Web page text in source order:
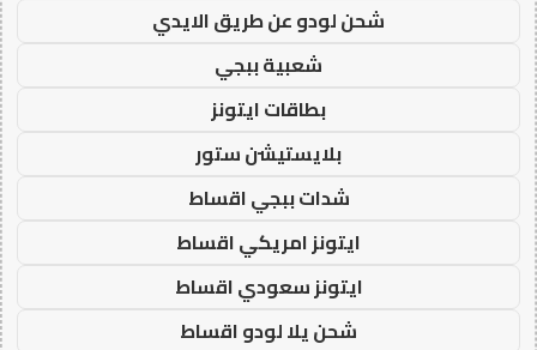
شحن لودو عن طريق الايدي
شعبية ببجي
بطاقات ايتونز
بلايستيشن ستور
شدات ببجي اقساط
ايتونز امريكي اقساط
ايتونز سعودي اقساط
شحن يلا لودو اقساط